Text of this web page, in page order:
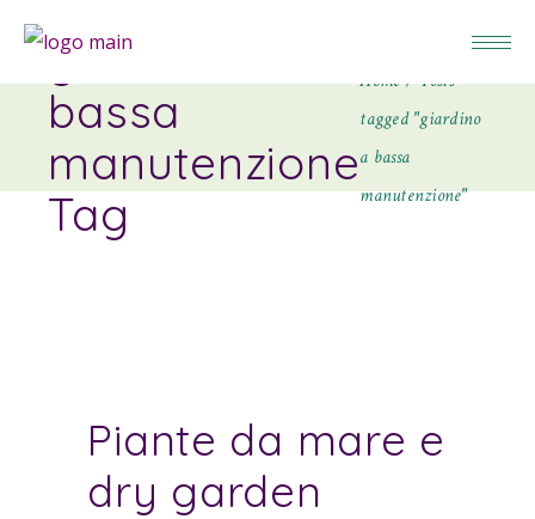
giardino a
bassa
manutenzione
Tag
Home
Posts
tagged "giardino
a bassa
manutenzione"
Piante da mare e
dry garden